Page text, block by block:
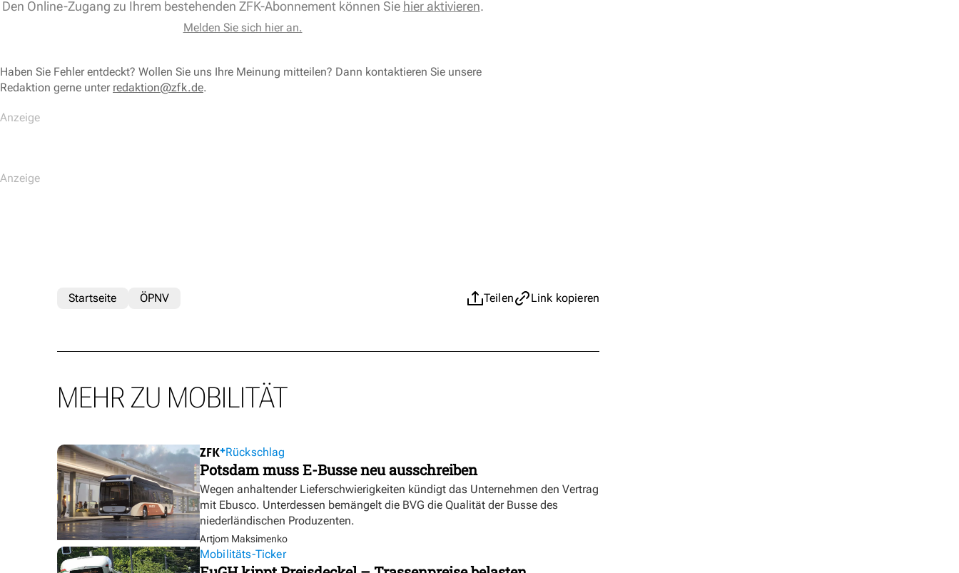
Den Online-Zugang zu Ihrem bestehenden ZFK-Abonnement können Sie hier aktivieren.
Melden Sie sich hier an.
Haben Sie Fehler entdeckt? Wollen Sie uns Ihre Meinung mitteilen? Dann kontaktieren Sie unsere
Redaktion gerne unter redaktion@zfk.de.
Teilen Link kopieren
Startseite ÖPNV
MEHR ZU MOBILITÄT
Rückschlag
Potsdam muss E-Busse neu ausschreiben
Wegen anhaltender Lieferschwierigkeiten kündigt das Unternehmen den Vertrag
mit Ebusco. Unterdessen bemängelt die BVG die Qualität der Busse des
niederländischen Produzenten.
Artjom Maksimenko
Mobilitäts-Ticker